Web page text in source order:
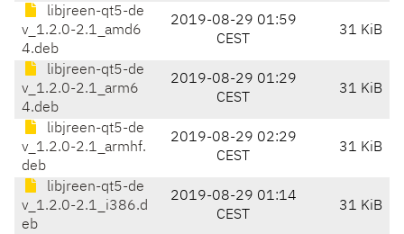
libjreen-qt5-de
v_1.2.0-2.1_amd6
4.deb
2019-08-29 01:59
CEST
31 KiB
libjreen-qt5-de
v_1.2.0-2.1_arm6
4.deb
2019-08-29 01:29
CEST
31 KiB
libjreen-qt5-de
v_1.2.0-2.1_armhf.
deb
2019-08-29 02:29
CEST
31 KiB
libjreen-qt5-de
v_1.2.0-2.1_i386.d
eb
2019-08-29 01:14
CEST
31 KiB